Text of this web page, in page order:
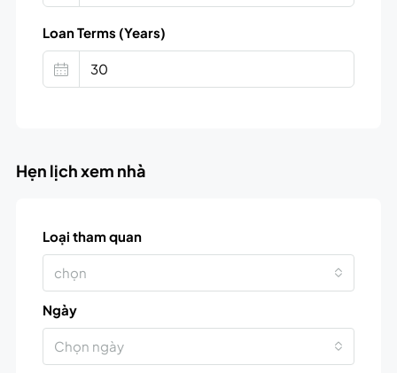
Loan Terms (Years)
Hẹn lịch xem nhà
Loại tham quan
chọn
Ngày
Chọn ngày